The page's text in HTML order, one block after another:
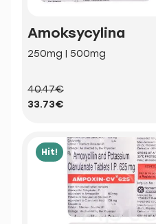
Amoksycylina
250mg | 500mg
40.47€
33.73€
Hit!